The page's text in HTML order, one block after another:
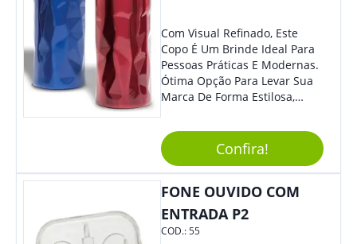
Com Visual Refinado, Este
Copo É Um Brinde Ideal Para
Pessoas Práticas E Modernas.
Ótima Opção Para Levar Sua
Marca De Forma Estilosa,
Empresa Em Eventos,
Reuniões Corporativas Ou Até
Mesmo Para Presentear
Colaboradores.
Confira!
FONE OUVIDO COM
ENTRADA P2
COD.:55